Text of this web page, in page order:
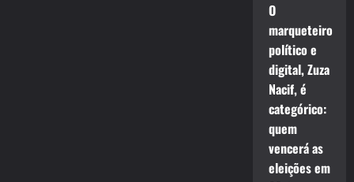
O
marqueteiro
político e
digital, Zuza
Nacif, é
categórico:
quem
vencerá as
eleições em